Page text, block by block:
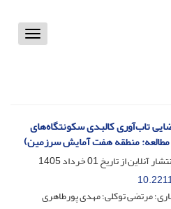
Toggle
تاب‌آوری کالبدی سکونتگاه‌های
منطقه هفت آمایش سرزمین)
آنلاین از تاریخ01 خرداد 1405
مرتضی توکلی؛ مهدی پورطاهری